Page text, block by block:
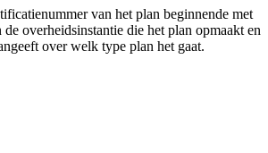
van het plan beginnende met
overheidsinstantie die het plan opmaakt en
over welk type plan het gaat.